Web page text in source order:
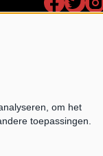
om het
toepassingen.